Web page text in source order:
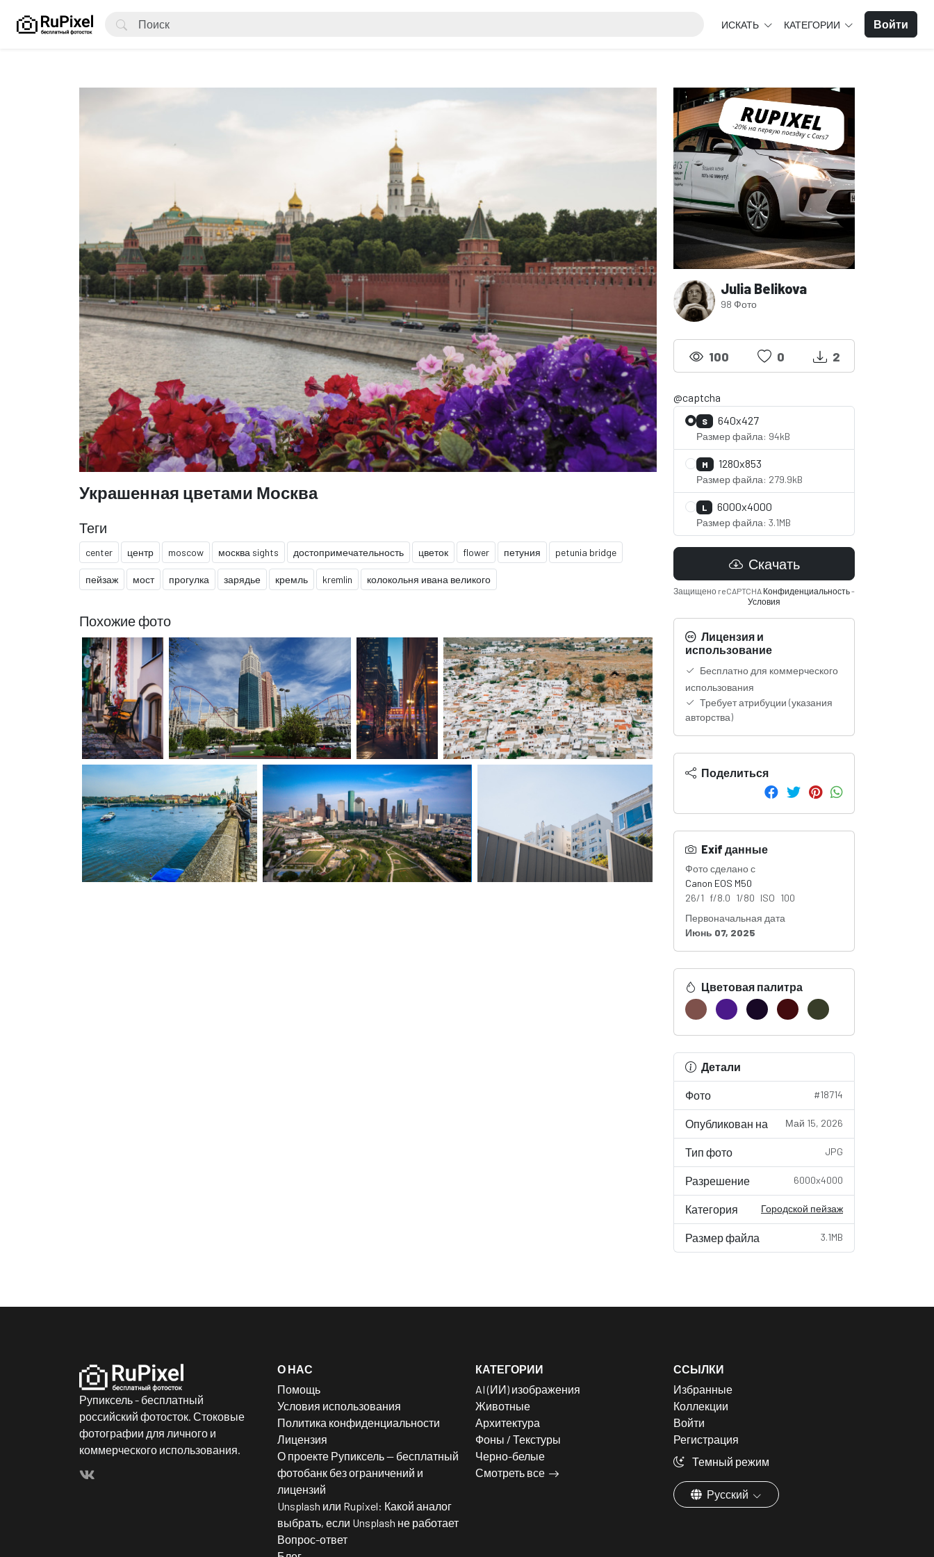
ИСКАТЬ КАТЕГОРИИ Войти
Украшенная цветами Москва
Теги
center центр moscow москва sights достопримечательность цветок flower петуния petunia bridge
пейзаж мост прогулка зарядье кремль kremlin колокольня ивана великого
Похожие фото
Julia Belikova
98 Фото
100 0 2
@captcha
S 640x427
Размер файла: 94kB
M 1280x853
Размер файла: 279.9kB
L 6000x4000
Размер файла: 3.1MB
Скачать
Защищено reCAPTCHA Конфиденциальность-
Условия
Лицензия и
использование
Бесплатно для коммерческого
использования
Требует атрибуции (указания
авторства)
Поделиться
Exif данные
Фото сделано с
Canon EOS M50
26/1 f/8.0 1/80 ISO 100
Первоначальная дата
Июнь 07, 2025
Цветовая палитра
Детали
Фото #18714
Опубликован на Май 15, 2026
Тип фото JPG
Разрешение 6000x4000
Категория Городской пейзаж
Размер файла 3.1MB
Рупиксель - бесплатный
российский фотосток. Стоковые
фотографии для личного и
коммерческого использования.
О НАС
Помощь
Условия использования
Политика конфиденциальности
Лицензия
О проекте Рупиксель — бесплатный
фотобанк без ограничений и
лицензий
Unsplash или Rupixel: Какой аналог
выбрать, если Unsplash не работает
Вопрос-ответ
КАТЕГОРИИ
AI (ИИ) изображения
Животные
Архитектура
Фоны / Текстуры
Черно-белые
Смотреть все
ССЫЛКИ
Избранные
Коллекции
Войти
Регистрация
Темный режим
Русский